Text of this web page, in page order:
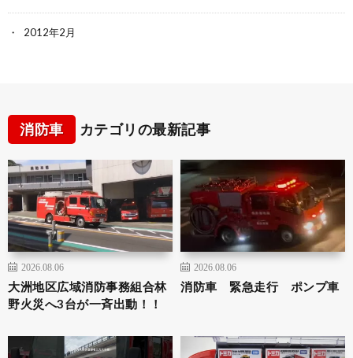
2012年2月
消防車 カテゴリの最新記事
2026.08.06
大洲地区広域消防事務組合林
野火災へ3台が一斉出動！！
2026.08.06
消防車 緊急走行 ポンプ車